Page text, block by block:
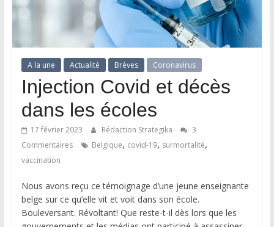
A la une Actualité Brèves Coronavirus
Injection Covid et décès
dans les écoles
17 février 2023 Rédaction Strategika
3
Commentaires
Belgique, covid-19, surmortalité,
vaccination
Nous avons reçu ce témoignage d’une jeune enseignante
belge sur ce qu’elle vit et voit dans son école.
Bouleversant. Révoltant! Que reste-t-il dès lors que les